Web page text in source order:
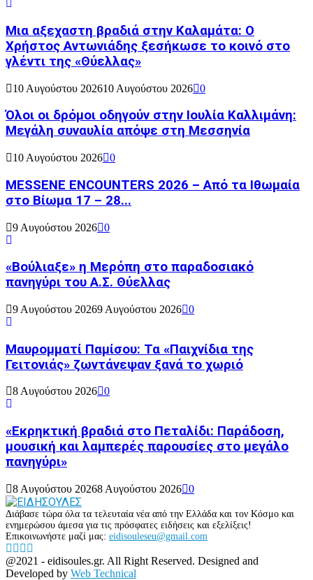
Μια αξεχαστη βραδιά στην Καλαμάτα: Ο
Χρήστος Αντωνιάδης ξεσήκωσε το κοινό στο
γλέντι της «Θύελλας»
10 Αυγούστου 202610 Αυγούστου 2026 0
Όλοι οι δρόμοι οδηγούν στην Ιουλία Καλλιμάνη:
Μεγάλη συναυλία απόψε στη Μεσσηνία
10 Αυγούστου 2026 0
MESSENE ENCOUNTERS 2026 – Από τα Ιθωμαία
στο Βίωμα 17 – 28...
9 Αυγούστου 2026 0
«Βούλιαξε» η Μερόπη στο παραδοσιακό
πανηγύρι του Α.Σ. Θύελλας
9 Αυγούστου 20269 Αυγούστου 2026 0
Μαυρομματί Παμίσου: Τα «Παιχνίδια της
Γειτονιάς» ζωντάνεψαν ξανά το χωριό
8 Αυγούστου 2026 0
«Εκρηκτική βραδιά στο Πεταλίδι: Παράδοση,
μουσική και λαμπερές παρουσίες στο μεγάλο
πανηγύρι»
8 Αυγούστου 20268 Αυγούστου 2026 0
Διάβασε τώρα όλα τα τελευταία νέα από την Ελλάδα και τον Κόσμο και
ενημερώσου άμεσα για τις πρόσφατες ειδήσεις και εξελίξεις!
Επικοινωνήστε μαζί μας: eidisouleseu@gmail.com
Facebook
Twitter
Instagram
@2021 - eidisoules.gr. All Right Reserved. Designed and
Developed by Web Technical